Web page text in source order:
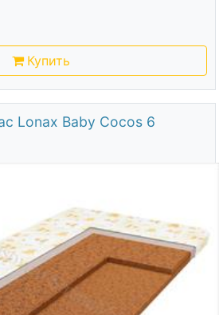
Купить
Lonax Baby Cocos 6